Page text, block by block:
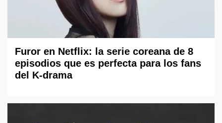
Furor en Netflix: la serie coreana de 8
episodios que es perfecta para los fans
del K-drama